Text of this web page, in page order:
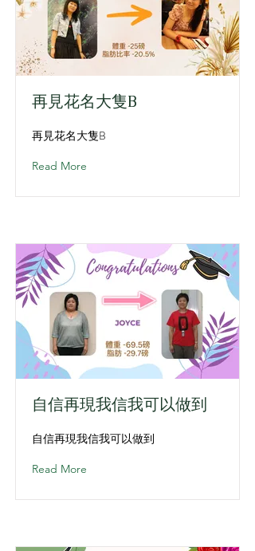
再見花名大隻B
再見花名大隻B
Read More
自信再現我信我可以做到
自信再現我信我可以做到
Read More